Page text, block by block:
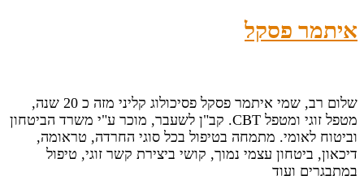
איתמר פסקל
שלום רב, שמי איתמר פסקל פסיכולוג קליני מזה כ 20 שנה,
מטפל זוגי ומטפל CBT. קב"ן לשעבר, מוכר ע"י משרד הביטחון
וביטוח לאומי. מתמחה בטיפול בכל סוגי החרדה, טראומה,
דיכאון, ביטחון עצמי נמוך, קושי ביצירת קשר זוגי, טיפול
במתבגרים ועוד